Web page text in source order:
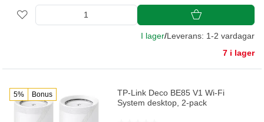
I lager/Leverans: 1-2 vardagar
7 i lager
5% Bonus
TP-Link Deco BE85 V1 Wi-Fi
System desktop, 2-pack